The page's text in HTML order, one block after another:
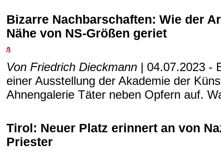
Bizarre Nachbarschaften: Wie der
Nähe von NS-Größen geriet
Von Friedrich Dieckmann | 04.07.2023 -
einer Ausstellung der Akademie der
Ahnengalerie Täter neben Opfern auf.
Tirol: Neuer Platz erinnert an von
Priester